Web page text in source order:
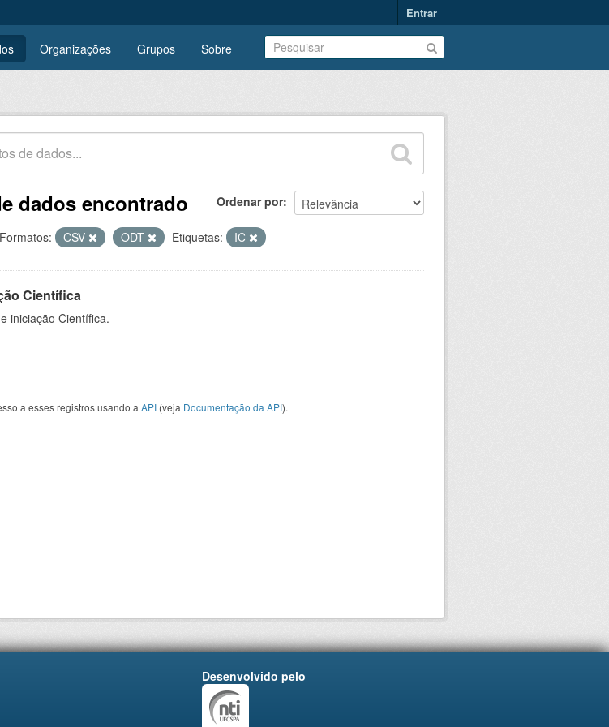
Entrar
Organizações Grupos Sobre
Ordenar por
dados encontrado
Formatos: CSV ODT Etiquetas: IC
Científica
iniciação Científica.
a esses registros usando a API (veja Documentação da API).
Desenvolvido pelo